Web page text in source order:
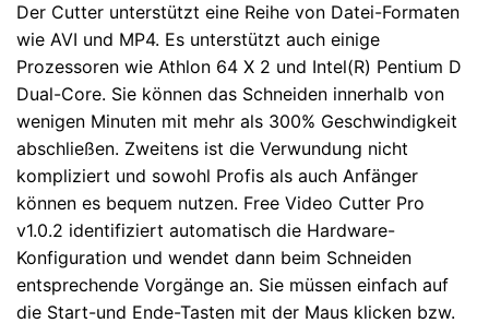
Der Cutter unterstützt eine Reihe von Datei-Formaten
wie AVI und MP4. Es unterstützt auch einige
Prozessoren wie Athlon 64 X 2 und Intel(R) Pentium D
Dual-Core. Sie können das Schneiden innerhalb von
wenigen Minuten mit mehr als 300% Geschwindigkeit
abschließen. Zweitens ist die Verwundung nicht
kompliziert und sowohl Profis als auch Anfänger
können es bequem nutzen. Free Video Cutter Pro
v1.0.2 identifiziert automatisch die Hardware-
Konfiguration und wendet dann beim Schneiden
entsprechende Vorgänge an. Sie müssen einfach auf
die Start-und Ende-Tasten mit der Maus klicken bzw.